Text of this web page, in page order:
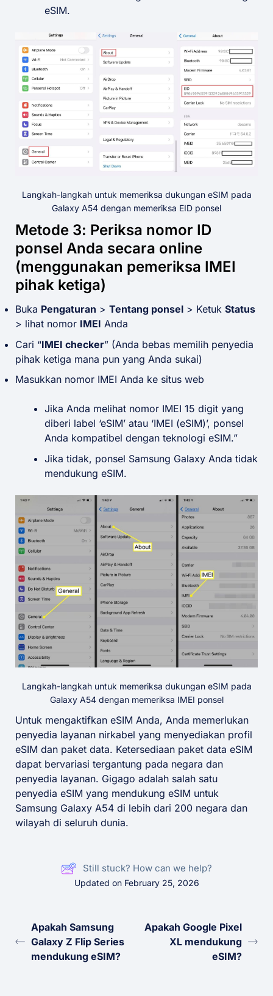
eSIM.
Langkah-langkah untuk memeriksa dukungan eSIM pada
Galaxy A54 dengan memeriksa EID ponsel
Metode 3: Periksa nomor ID
ponsel Anda secara online
(menggunakan pemeriksa IMEI
pihak ketiga)
Buka Pengaturan > Tentang ponsel > Ketuk Status
> lihat nomor IMEI Anda
Cari “IMEI checker” (Anda bebas memilih penyedia
pihak ketiga mana pun yang Anda sukai)
Masukkan nomor IMEI Anda ke situs web
Jika Anda melihat nomor IMEI 15 digit yang
diberi label ‘eSIM’ atau ‘IMEI (eSIM)’, ponsel
Anda kompatibel dengan teknologi eSIM.”
Jika tidak, ponsel Samsung Galaxy Anda tidak
mendukung eSIM.
Langkah-langkah untuk memeriksa dukungan eSIM pada
Galaxy A54 dengan memeriksa IMEI ponsel
Untuk mengaktifkan eSIM Anda, Anda memerlukan
penyedia layanan nirkabel yang menyediakan profil
eSIM dan paket data. Ketersediaan paket data eSIM
dapat bervariasi tergantung pada negara dan
penyedia layanan. Gigago adalah salah satu
penyedia eSIM yang mendukung eSIM untuk
Samsung Galaxy A54 di lebih dari 200 negara dan
wilayah di seluruh dunia.
Still stuck? How can we help?
Updated on February 25, 2026
Apakah Samsung
Galaxy Z Flip Series
mendukung eSIM?
Apakah Google Pixel
XL mendukung
eSIM?